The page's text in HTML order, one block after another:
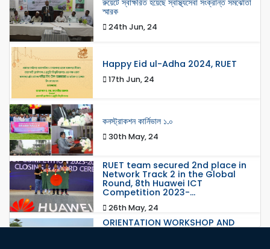
রুয়েটে স্বাক্ষরিত হয়েছে স্বাস্থ্যসেবা সংক্রান্ত সমঝোতা
স্মারক
24th Jun, 24
Happy Eid ul-Adha 2024, RUET
17th Jun, 24
কনস্ট্রাকশন কার্নিভাল ১.০
30th May, 24
RUET team secured 2nd place in
Network Track 2 in the Global
Round, 8th Huawei ICT
Competition 2023-...
26th May, 24
ORIENTATION WORKSHOP AND
EXPOSURE VISIT ON FAECAL